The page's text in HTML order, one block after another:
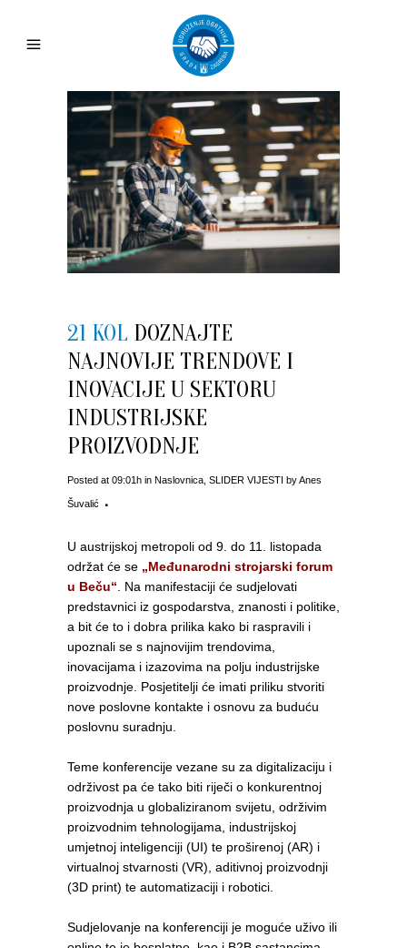
21 KOL DOZNAJTE
NAJNOVIJE TRENDOVE I
INOVACIJE U SEKTORU
INDUSTRIJSKE
PROIZVODNJE
Posted at 09:01h in Naslovnica SLIDER VIJESTI byAnes
Šuvalić
U austrijskoj metropoli od 9. do 11. listopada
održat će se „Međunarodni strojarski forum
u Beču“ . Na manifestaciji će sudjelovati
predstavnici iz gospodarstva, znanosti i politike,
a bit će to i dobra prilika kako bi raspravili i
upoznali se s najnovijim trendovima,
inovacijama i izazovima na polju industrijske
proizvodnje. Posjetitelji će imati priliku stvoriti
nove poslovne kontakte i osnovu za buduću
poslovnu suradnju.
Teme konferencije vezane su za digitalizaciju i
održivost pa će tako biti riječi o konkurentnoj
proizvodnja u globaliziranom svijetu, održivim
proizvodnim tehnologijama, industrijskoj
umjetnoj inteligenciji (UI) te proširenoj (AR) i
virtualnoj stvarnosti (VR), aditivnoj proizvodnji
(3D print) te automatizaciji i robotici.
Sudjelovanje na konferenciji je moguće uživo ili